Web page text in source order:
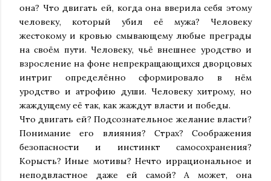
она? Что двигать ей, когда она вверила себя этому
человеку, который убил её мужа? Человеку
жестокому и кровью смывающему любые преграды
на своём пути. Человеку, чьё внешнее уродство и
взросление на фоне непрекращающихся дворцовых
интриг определённо сформировало в нём
уродство и атрофию души. Человеку хитрому, но
жаждущему её так, как жаждут власти и победы.
Что двигать ей? Подсознательное желание власти?
Понимание его влияния? Страх? Соображения
безопасности и инстинкт самосохранения?
Корысть? Иные мотивы? Нечто иррациональное и
неподвластное даже ей самой? А может, она